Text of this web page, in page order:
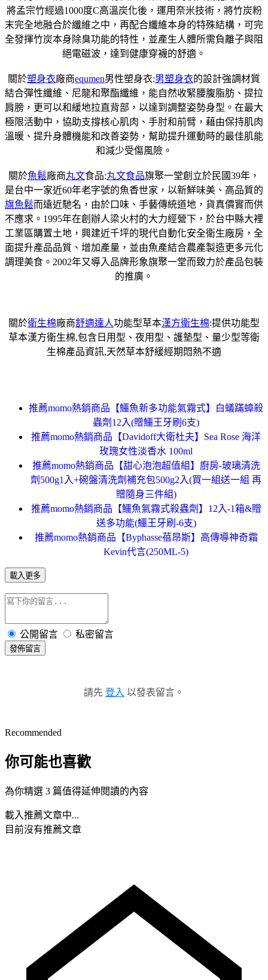
將孟宗竹經過1000度C高溫炭化後，運用奈米技術，將竹炭粉
末完全地融合於纖維之中，再配合纖維本身的特殊結構，可完
全發揮竹炭本身除臭功能的特性，並產生人體所需負離子與阻
絕電磁波，達到健康穿襪的舒適。
關於塑身衣廠商equmen男性塑身衣:男塑身衣的設計強調材質
結合彈性纖維、尼龍和聚酯纖維，能自然收緊腰腹脂肪、提拉
肩膀，更可以和緩地拉直背部，以達到調整姿勢身型。在最大
極限活動中，協助支撐核心肌肉、手肘和前臂，藉由保持肌肉
溫暖、提升身體機能和改善姿勢，幫助提升運動時的最佳肌能
和減少受傷風險。
關於魚鬆廠商丸文食品:丸文食品旗聚一堂創立於民國39年，
是台中一家近60年老字號的魚香世家，以新鮮味美、高品質的
旗魚鬆而遠近馳名，由於口味、手藝傳統道地，貨真價實而供
不應求。1995年在創辦人梁火村的大力經營下，於台中縣大裡
工業區購置土地，興建近千坪的現代自動化安全衛生廠房，全
面提升產品品質、增加產量，並由魚產結合農產製造更多元化
調理美食。2002年又導入品牌形象旗聚一堂而致力於產品包裝
的推廣。
關於衛生棉廠商舒適達人功能型草本漢方衛生棉:提供功能型
草本漢方衛生棉,包含日用型、夜用型、護墊型、量少型等衛
生棉產品資訊,天然草本舒緩經期悶熱不適
推薦momo熱銷商品【鱷魚新多功能氣霧式】白蟻蹣蟑殺
蟲劑12入(贈鱷王牙刷6支)
推薦momo熱銷商品【Davidoff大衛杜夫】Sea Rose 海洋
玫瑰女性淡香水 100ml
推薦momo熱銷商品【甜心泡泡超值組】廚房-玻璃清洗
劑500g1入+碗盤清洗劑補充包500g2入(買一組送一組 再
贈隨身三件組)
推薦momo熱銷商品【鱷魚氣霧式殺蟲劑】12入-1箱&贈
送多功能(鱷王牙刷-6支)
推薦momo熱銷商品【Byphasse蓓昂斯】高傳導神奇霜
Kevin代言(250ML-5)
載入更多
公開留言 私密留言
發佈留言
請先 登入 以發表留言。
Recommended
你可能也喜歡
為你精選 3 篇值得延伸閱讀的內容
載入推薦文章中...
目前沒有推薦文章